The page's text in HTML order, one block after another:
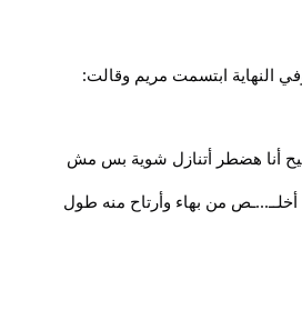
النهاية ابتسمت مريم وقالت:
أنا هضطر أتنازل شوية بس مش
من بهاء وأرتاح منه طول